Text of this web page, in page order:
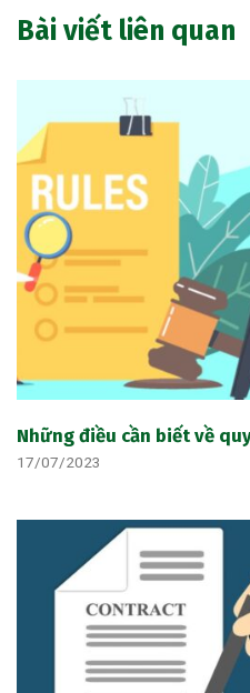
Bài viết liên quan
Những điều cần biết về
17/07/2023